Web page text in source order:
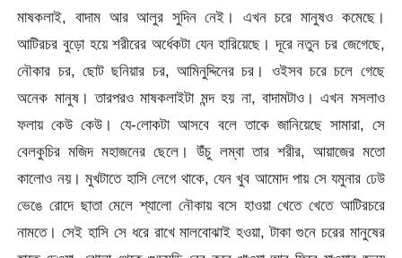
মাষকলাই, বাদাম আর আলুর সুদিন নেই। এখন চরে মানুষও কমেছে।
আটিরচর বুড়ো হয়ে শরীরের অর্ধেকটা যেন হারিয়েছে। দূরে নতুন চর জেগেছে,
নৌকার চর, ছোট ছনিয়ার চর, আমিনুদ্দিনের চর। ওইসব চরে চলে গেছে
অনেক মানুষ। তারপরও মাষকলাইটা মন্দ হয় না, বাদামটাও। এখন মসলাও
ফলায় কেউ কেউ। যে-লোকটা আসবে বলে তাকে জানিয়েছে সামারা, সে
বেলকুচির মজিদ মহাজনের ছেলে। উঁচু লম্বা তার শরীর, আয়াজের মতো
কালোও নয়। মুখটাতে হাসি লেগে থাকে, যেন খুব আমোদ পায় সে যমুনার ঢেউ
ভেঙে রোদে ছাতা মেলে শ্যালো নৌকায় বসে হাওয়া খেতে খেতে আটিরচরে
নামতে। সেই হাসি সে ধরে রাখে মালবোঝাই হওয়া, টাকা গুনে চরের মানুষের